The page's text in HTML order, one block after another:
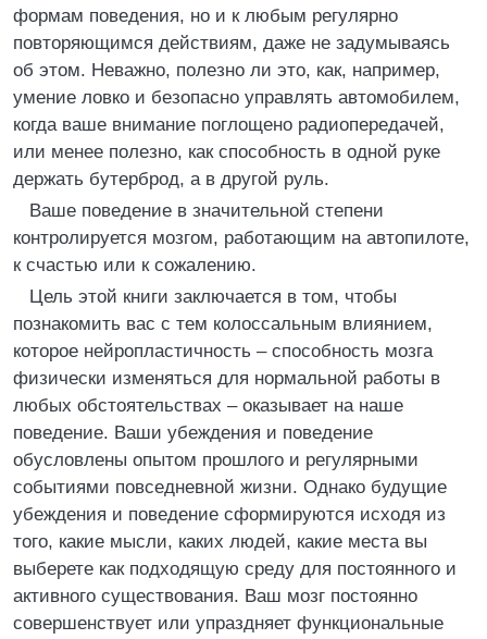
формам поведения, но и к любым регулярно
повторяющимся действиям, даже не задумываясь
об этом. Неважно, полезно ли это, как, например,
умение ловко и безопасно управлять автомобилем,
когда ваше внимание поглощено радиопередачей,
или менее полезно, как способность в одной руке
держать бутерброд, а в другой руль.
Ваше поведение в значительной степени
контролируется мозгом, работающим на автопилоте,
к счастью или к сожалению.
Цель этой книги заключается в том, чтобы
познакомить вас с тем колоссальным влиянием,
которое нейропластичность – способность мозга
физически изменяться для нормальной работы в
любых обстоятельствах – оказывает на наше
поведение. Ваши убеждения и поведение
обусловлены опытом прошлого и регулярными
событиями повседневной жизни. Однако будущие
убеждения и поведение сформируются исходя из
того, какие мысли, каких людей, какие места вы
выберете как подходящую среду для постоянного и
активного существования. Ваш мозг постоянно
совершенствует или упраздняет функциональные